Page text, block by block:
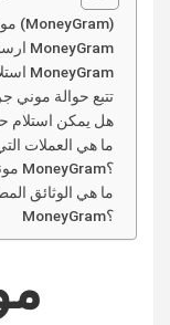
موني جرام (MoneyGram)
ارسال حوالة من خلال مونى جرام MoneyGram
استلام حوالة موني جرام MoneyGram
تتبع حوالة موني
هل يمكن استلام
ما هي العملات
موني جرام MoneyGram؟
ما هي الوثائق
MoneyGram؟